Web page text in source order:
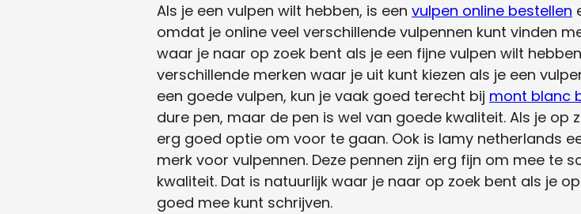
Als je een vulpen wilt hebben, is een vulpen online bestellen
omdat je online veel verschillende vulpennen kunt vinden
waar je naar op zoek bent als je een fijne vulpen wilt
verschillende merken waar je uit kunt kiezen als je een
een goede vulpen, kun je vaak goed terecht bij mont blanc
dure pen, maar de pen is wel van goede kwaliteit. Als je op
erg goed optie om voor te gaan. Ook is lamy netherlands
merk voor vulpennen. Deze pennen zijn erg fijn om mee te
kwaliteit. Dat is natuurlijk waar je naar op zoek bent als je
goed mee kunt schrijven.